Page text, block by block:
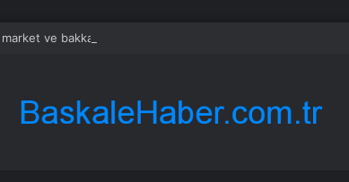
market ve bakkallarda yeni uygulama devreye girdi